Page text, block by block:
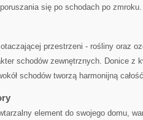
⁣się po schodach po⁢ zmroku.
przestrzeni ‌- rośliny‍ oraz
schodów⁢ zewnętrznych. Donice z
schodów tworzą harmonijną‍
element ⁣do swojego domu,